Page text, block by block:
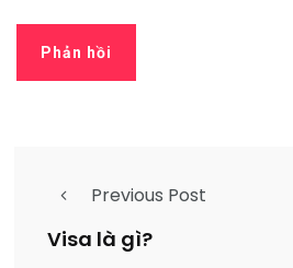
Previous Post
Visa là gì?